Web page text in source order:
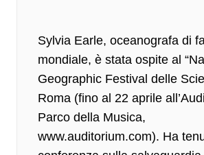
Sylvia Earle, oceanografa di
mondiale, è stata ospite al
Geographic Festival delle
Roma (fino al 22 aprile
Parco della Musica,
www.auditorium.com). Ha